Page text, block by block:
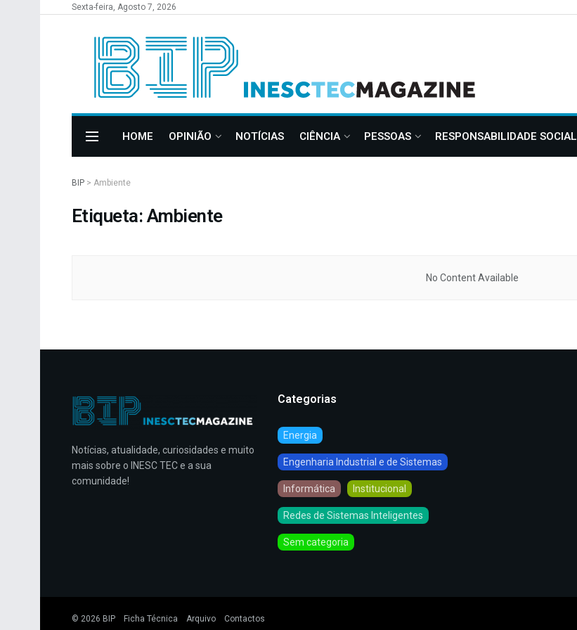
Sexta-feira, Agosto 7, 2026
HOME OPINIÃO NOTÍCIAS CIÊNCIA PESSOAS RESPONSABILIDADE SOCIAL
BIP > Ambiente
Etiqueta: Ambiente
No Content Available
Notícias, atualidade, curiosidades e muito
mais sobre o INESC TEC e a sua
comunidade!
Categorias
Energia
Engenharia Industrial e de Sistemas
Informática Institucional
Redes de Sistemas Inteligentes
Sem categoria
© 2026 BIP Ficha Técnica Arquivo Contactos